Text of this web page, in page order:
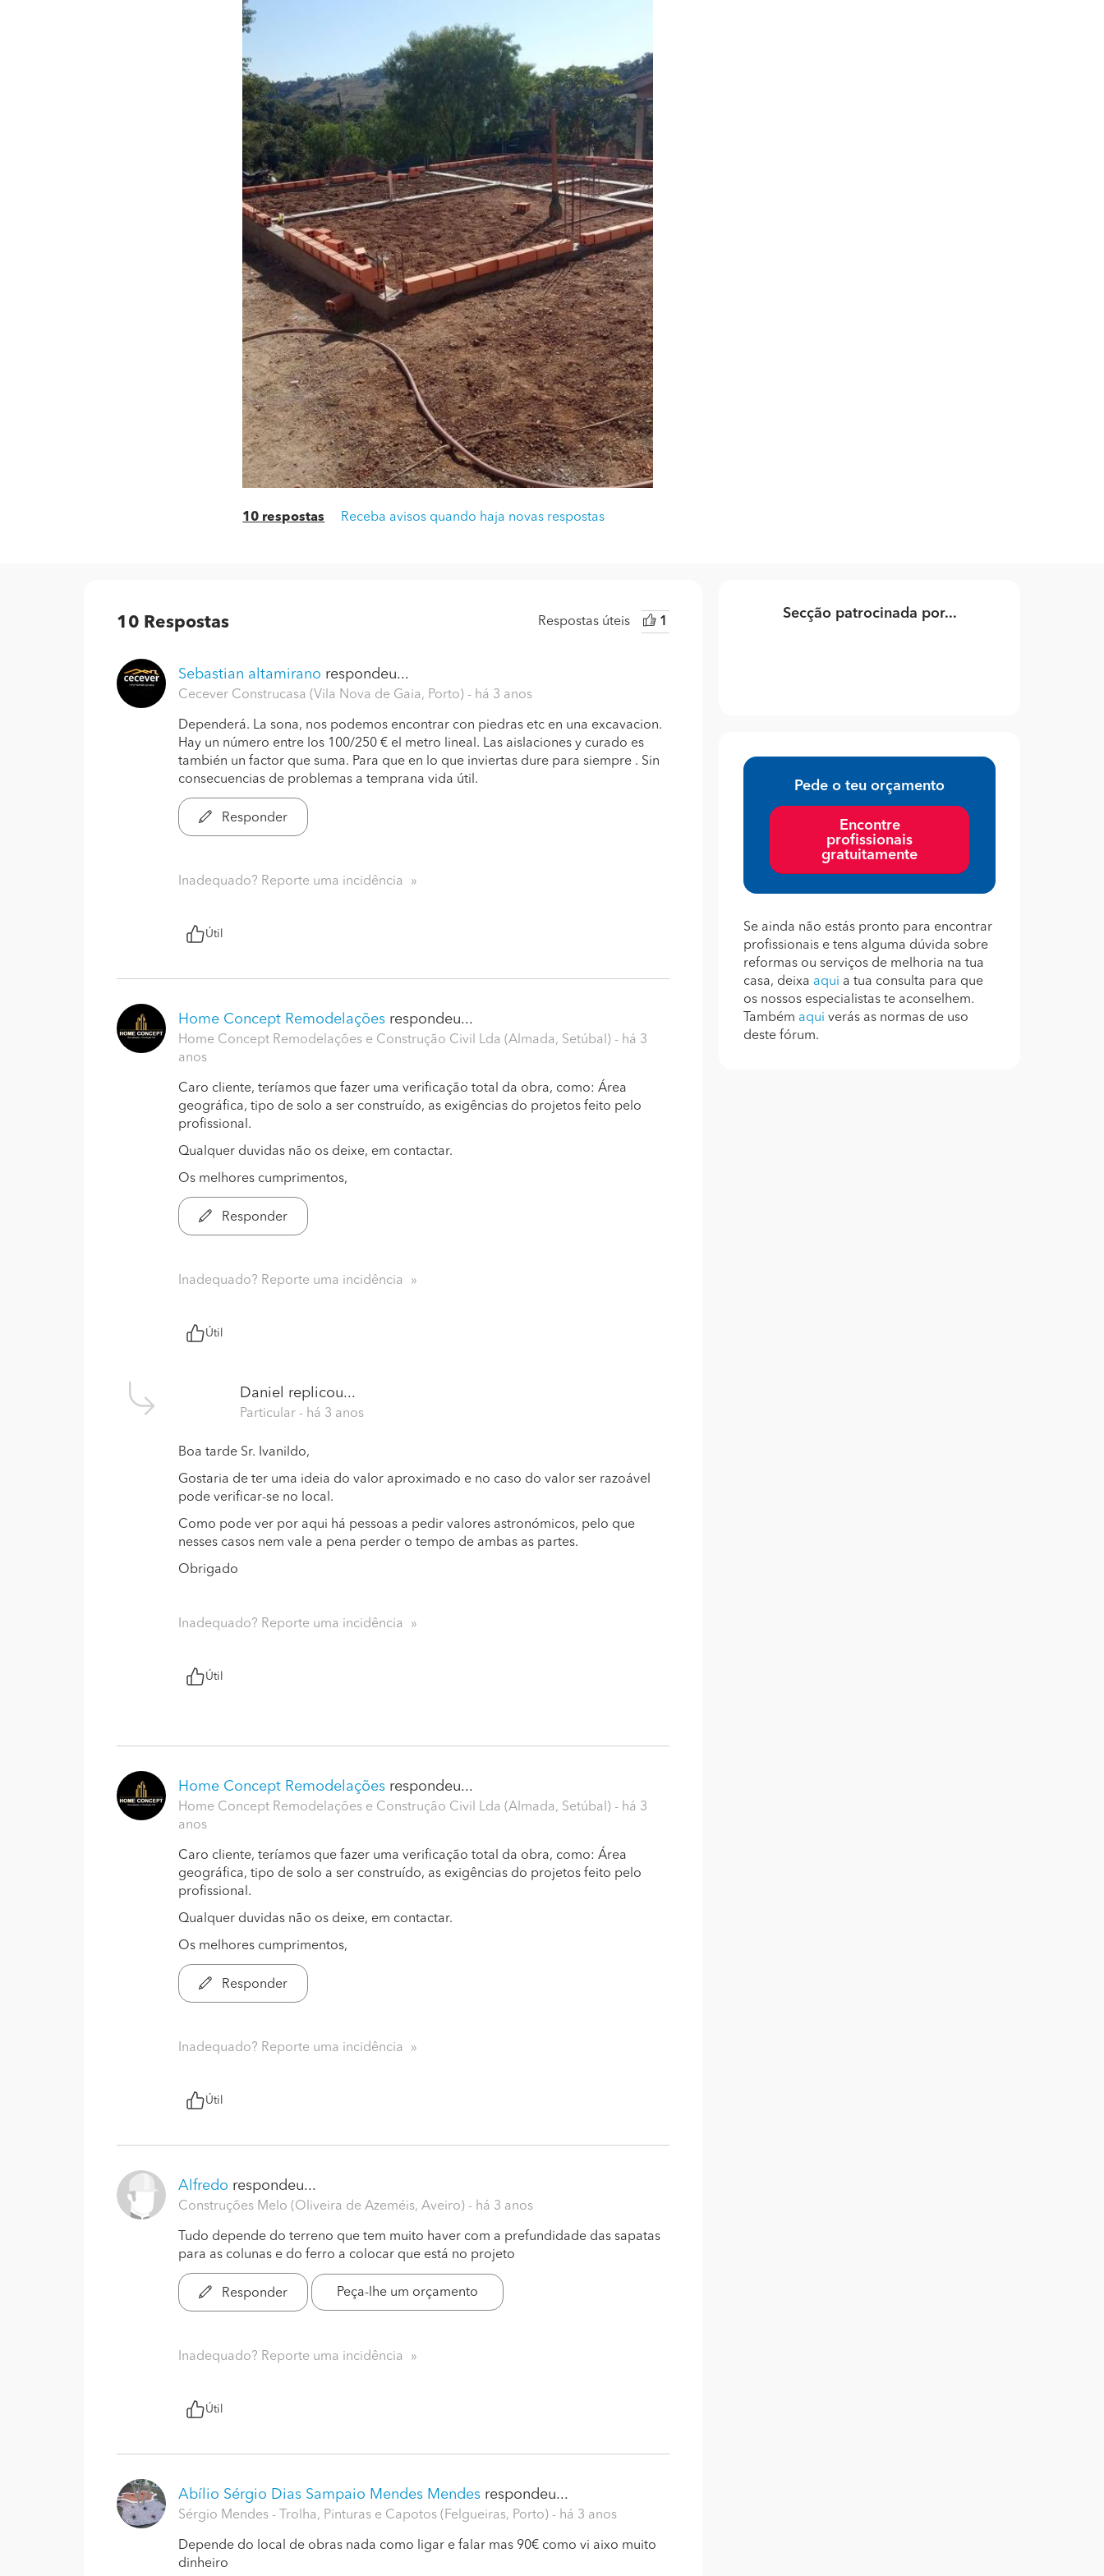
10 respostas Receba avisos quando haja novas respostas
10 Respostas Respostas úteis 1
Sebastian altamirano respondeu...
Cecever Construcasa (Vila Nova de Gaia, Porto) - há 3 anos
Dependerá. La sona, nos podemos encontrar con piedras etc en una excavacion.
Hay un número entre los 100/250 € el metro lineal. Las aislaciones y curado es
también un factor que suma. Para que en lo que inviertas dure para siempre . Sin
consecuencias de problemas a temprana vida útil.
Responder
Inadequado? Reporte uma incidência
Útil
Home Concept Remodelações respondeu...
Home Concept Remodelações e Construção Civil Lda (Almada, Setúbal) - há 3
anos
Caro cliente, teríamos que fazer uma verificação total da obra, como: Área
geográfica, tipo de solo a ser construído, as exigências do projetos feito pelo
profissional.
Qualquer duvidas não os deixe, em contactar.
Os melhores cumprimentos,
Responder
Inadequado? Reporte uma incidência
Útil
Daniel replicou...
Particular - há 3 anos
Boa tarde Sr. Ivanildo,
Gostaria de ter uma ideia do valor aproximado e no caso do valor ser razoável
pode verificar-se no local.
Como pode ver por aqui há pessoas a pedir valores astronómicos, pelo que
nesses casos nem vale a pena perder o tempo de ambas as partes.
Obrigado
Inadequado? Reporte uma incidência
Útil
Home Concept Remodelações respondeu...
Home Concept Remodelações e Construção Civil Lda (Almada, Setúbal) - há 3
anos
Caro cliente, teríamos que fazer uma verificação total da obra, como: Área
geográfica, tipo de solo a ser construído, as exigências do projetos feito pelo
profissional.
Qualquer duvidas não os deixe, em contactar.
Os melhores cumprimentos,
Responder
Inadequado? Reporte uma incidência
Útil
Alfredo respondeu...
Construções Melo (Oliveira de Azeméis, Aveiro) - há 3 anos
Tudo depende do terreno que tem muito haver com a prefundidade das sapatas
para as colunas e do ferro a colocar que está no projeto
Responder Peça-lhe um orçamento
Inadequado? Reporte uma incidência
Útil
Abílio Sérgio Dias Sampaio Mendes Mendes respondeu...
Sérgio Mendes - Trolha, Pinturas e Capotos (Felgueiras, Porto) - há 3 anos
Depende do local de obras nada como ligar e falar mas 90€ como vi aixo muito
dinheiro
Secção patrocinada por...
Pede o teu orçamento
Encontre
profissionais
gratuitamente
Se ainda não estás pronto para encontrar
profissionais e tens alguma dúvida sobre
reformas ou serviços de melhoria na tua
casa, deixa aqui a tua consulta para que
os nossos especialistas te aconselhem.
Também aqui verás as normas de uso
deste fórum.